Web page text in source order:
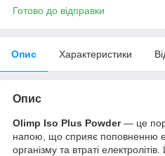
Готово до відправки
Опис Характеристики
Опис
Olimp Iso Plus Powder— це
напою, що сприяє поповненню
організму та втраті